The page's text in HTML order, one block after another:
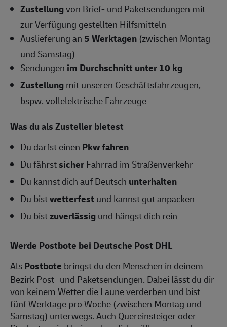
Zustellungvon Brief- und Paketsendungen mit
zur Verfügung gestellten Hilfsmitteln
Auslieferung an5 Werktagen (zwischen Montag
und Samstag)
Sendungen im Durchschnitt unter 10 kg
Zustellungmit unseren Geschäftsfahrzeugen,
bspw. vollelektrische Fahrzeuge
Was du als Zusteller bietest
Du darfst einen Pkw fahren
Du fährstsicherFahrrad im Straßenverkehr
Du kannst dich auf Deutsch unterhalten
Du bistwetterfest und kannst gut anpacken
Du bistzuverlässigund hängst dich rein
Werde Postbote bei Deutsche Post DHL
AlsPostbote bringst du den Menschen in deinem
Bezirk Post- und Paketsendungen. Dabei lässt du dir
von keinem Wetter die Laune verderben und bist
fünf Werktage pro Woche (zwischen Montag und
Samstag) unterwegs. Auch Quereinsteiger oder